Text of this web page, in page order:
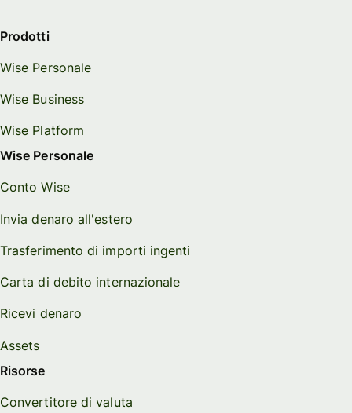
Prodotti
Wise Personale
Wise Business
Wise Platform
Wise Personale
Conto Wise
Invia denaro all'estero
Trasferimento di importi ingenti
Carta di debito internazionale
Ricevi denaro
Assets
Risorse
Convertitore di valuta